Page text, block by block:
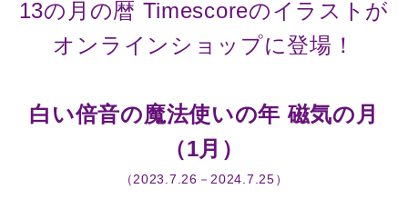
13の月の暦 Timescoreのイラストが
オンラインショップに登場！
白い倍音の魔法使いの年 磁気の月
（1月）
（2023.7.26－2024.7.25）